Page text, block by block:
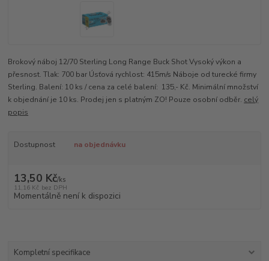
Brokový náboj 12/70 Sterling Long Range Buck Shot Vysoký výkon a
přesnost. Tlak: 700 bar Úsťová rychlost: 415m/s Náboje od turecké firmy
Sterling. Balení: 10 ks / cena za celé balení: 135,- Kč. Minimální množství
k objednání je 10 ks. Prodej jen s platným ZO! Pouze osobní odběr. celý
popis
Dostupnost na objednávku
13,50 Kč/ks
11,16 Kč bez DPH
Momentálně není k dispozici
Kompletní specifikace